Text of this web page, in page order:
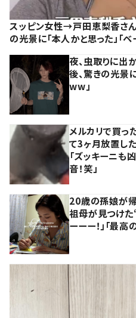
スッピン女性→戸田恵梨香さ
の光景に「本人かと思った」「ベ
夜、虫取りに
後、驚きの光景
ww」
メルカリで買っ
て3ヶ月放置し
「ズッキーニも
音！笑」
20歳の孫娘が
祖母が見つけ
ーーー！」「最高